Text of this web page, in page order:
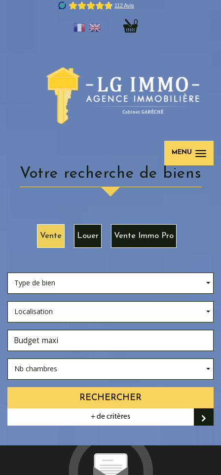
0
MENU
Votre recherche de biens
Vente Louer Vente Immo Pro
Type de bien
Localisation
Nb chambres
RECHERCHER
+ de critères